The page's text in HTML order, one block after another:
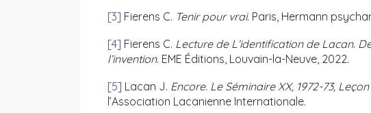
[3] Fierens C. Tenir pour vrai. Paris, Hermann
[4] Fierens C. Lecture de L’identification de Lacan.
l’invention. EME Éditions, Louvain-la-Neuve, 2022.
[5] Lacan J. Encore. Le Séminaire XX, 1972-73,
l’Association Lacanienne Internationale.